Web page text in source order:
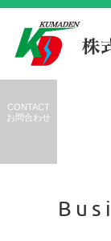
CONTACT
お問合わせ